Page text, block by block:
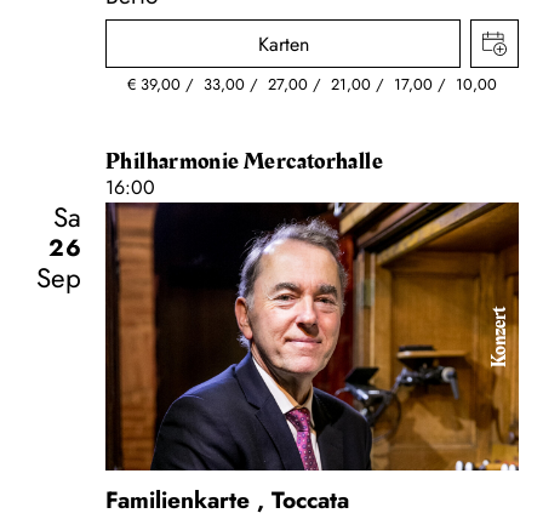
Karten
€ 39,00 33,00 27,00 21,00 17,00 10,00
Philharmonie Mercatorhalle
16:00
Sa
26
Sep
Konzert
Familienkarte , Toccata